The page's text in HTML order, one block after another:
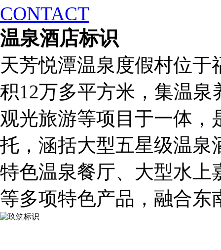
CONTACT
温泉酒店标识
天芳悦潭温泉度假村位
积12万多平方米，集温
观光旅游等项目于一体，
托，涵括大型五星级温泉
特色温泉餐厅、大型水上
等多项特色产品，融合东